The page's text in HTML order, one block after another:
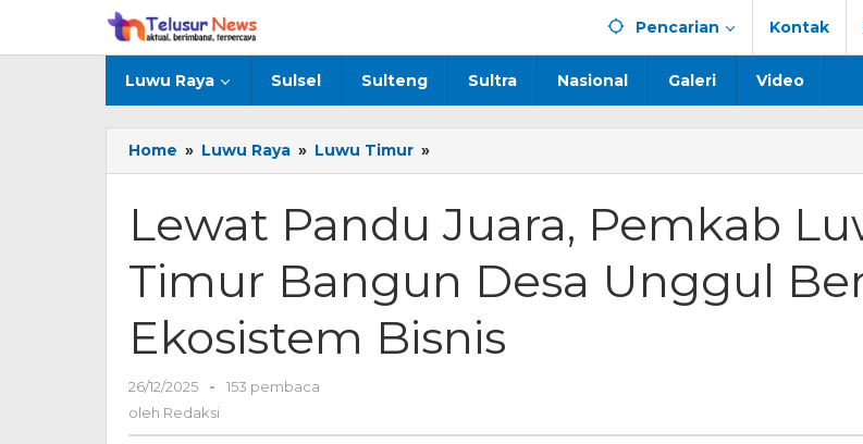
konten
Pencarian Kontak
Luwu Raya Sulsel Sulteng Sultra Nasional Galeri Video
Home » Luwu Raya » Luwu Timur »
Pandu
Pemkab
Luwu
Timur
Bangun
Unggul
Berbasis
Lewat Pandu Juara, Pemkab
Timur Bangun Desa Unggul
Ekosistem Bisnis
26/12/2025
oleh
Redaksi
-
153 pembaca
oleh Redaksi